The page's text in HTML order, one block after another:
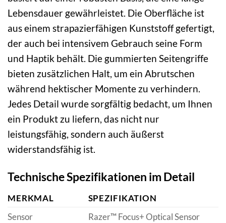
Lebensdauer gewährleistet. Die Oberfläche ist
aus einem strapazierfähigen Kunststoff gefertigt,
der auch bei intensivem Gebrauch seine Form
und Haptik behält. Die gummierten Seitengriffe
bieten zusätzlichen Halt, um ein Abrutschen
während hektischer Momente zu verhindern.
Jedes Detail wurde sorgfältig bedacht, um Ihnen
ein Produkt zu liefern, das nicht nur
leistungsfähig, sondern auch äußerst
widerstandsfähig ist.
Technische Spezifikationen im Detail
MERKMAL
SPEZIFIKATION
Sensor
Razer™ Focus+ Optical Sensor